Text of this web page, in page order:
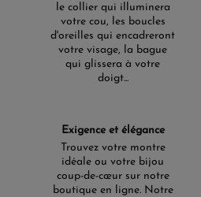
le collier qui illuminera
votre cou, les boucles
d'oreilles qui encadreront
votre visage, la bague
qui glissera à votre
doigt...
Exigence et élégance
Trouvez votre montre
idéale ou votre bijou
coup-de-cœur sur notre
boutique en ligne. Notre